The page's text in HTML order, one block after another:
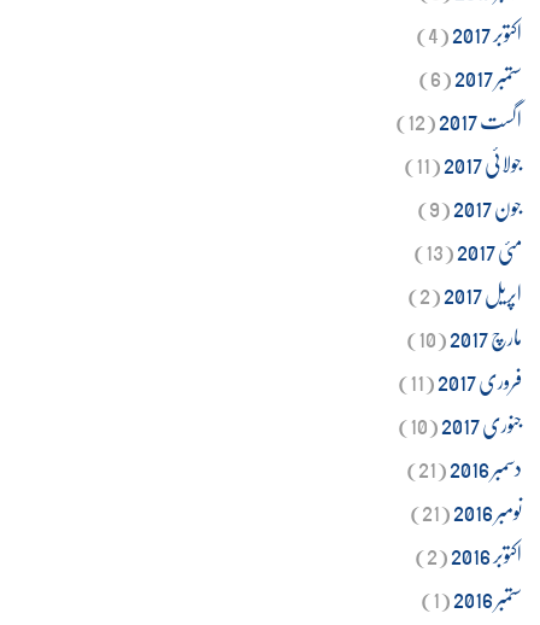
اکتوبر 2017
(4)
ستمبر 2017
(6)
اگست 2017
(12)
جولائی 2017
(11)
جون 2017
(9)
مئی 2017
(13)
اپریل 2017
(2)
مارچ 2017
(10)
فروری 2017
(11)
جنوری 2017
(10)
دسمبر 2016
(21)
نومبر 2016
(21)
اکتوبر 2016
(2)
ستمبر 2016
(1)